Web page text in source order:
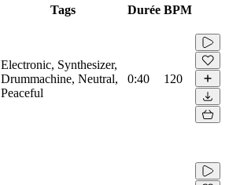
Tags Durée BPM
Electronic, Synthesizer,
Drummachine, Neutral,
Peaceful
0:40 120